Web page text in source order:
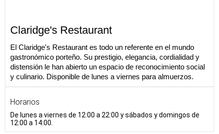
Claridge's Restaurant
El Claridge's Restaurant es todo un referente en el mundo
gastronómico porteño. Su prestigio, elegancia, cordialidad y
distensión le han abierto un espacio de reconocimiento social
y culinario. Disponible de lunes a viernes para almuerzos.
Horarios
De lunes a viernes de 12:00 a 22:00 y sábados y domingos de
12:00 a 14:00.